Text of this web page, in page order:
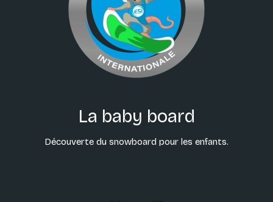
La baby board
Découverte du snowboard pour les enfants.